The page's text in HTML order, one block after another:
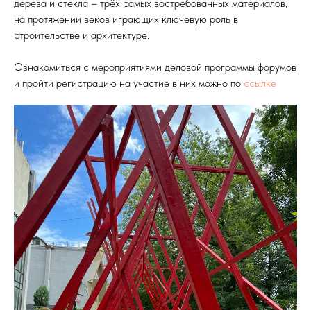
дерева и стекла – трёх самых востребованных материалов,
на протяжении веков играющих ключевую роль в
строительстве и архитектуре.
Ознакомиться с мероприятиями деловой программы форумов
и пройти регистрацию на участие в них можно по ссылке